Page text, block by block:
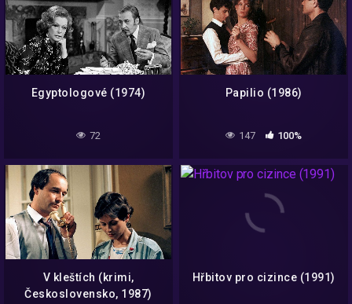
Egyptologové (1974)
72
Papilio (1986)
147 100%
V kleštích (krimi,
Československo, 1987)
Hřbitov pro cizince (1991)